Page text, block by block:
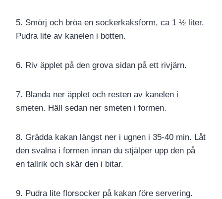
5. Smörj och bröa en sockerkaksform, ca 1 ½ liter.
Pudra lite av kanelen i botten.
6. Riv äpplet på den grova sidan på ett rivjärn.
7. Blanda ner äpplet och resten av kanelen i
smeten. Häll sedan ner smeten i formen.
8. Grädda kakan längst ner i ugnen i 35-40 min. Låt
den svalna i formen innan du stjälper upp den på
en tallrik och skär den i bitar.
9. Pudra lite florsocker på kakan före servering.